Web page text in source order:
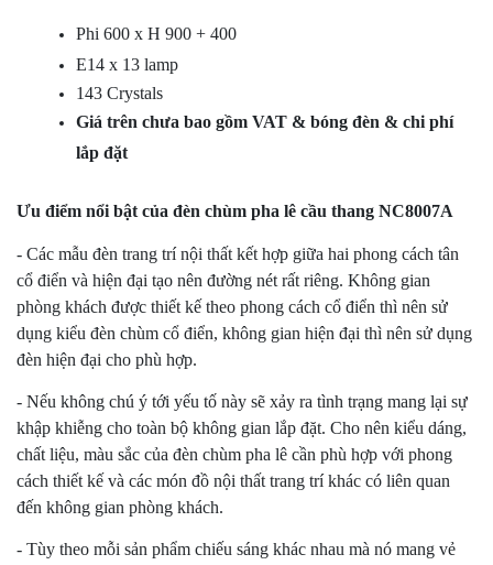
Phi 600 x H 900 + 400
E14 x 13 lamp
143 Crystals
Giá trên chưa bao gồm VAT & bóng đèn & chi phí
lắp đặt
Ưu điểm nổi bật của đèn chùm pha lê cầu thang NC8007A
- Các mẫu đèn trang trí nội thất kết hợp giữa hai phong cách tân
cổ điển và hiện đại tạo nên đường nét rất riêng. Không gian
phòng khách được thiết kế theo phong cách cổ điển thì nên sử
dụng kiểu đèn chùm cổ điển, không gian hiện đại thì nên sử dụng
đèn hiện đại cho phù hợp.
- Nếu không chú ý tới yếu tố này sẽ xảy ra tình trạng mang lại sự
khập khiễng cho toàn bộ không gian lắp đặt. Cho nên kiểu dáng,
chất liệu, màu sắc của đèn chùm pha lê cần phù hợp với phong
cách thiết kế và các món đồ nội thất trang trí khác có liên quan
đến không gian phòng khách.
- Tùy theo mỗi sản phẩm chiếu sáng khác nhau mà nó mang vẻ